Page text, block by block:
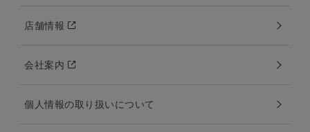
店舗情報
会社案内
個人情報の取り扱いについて